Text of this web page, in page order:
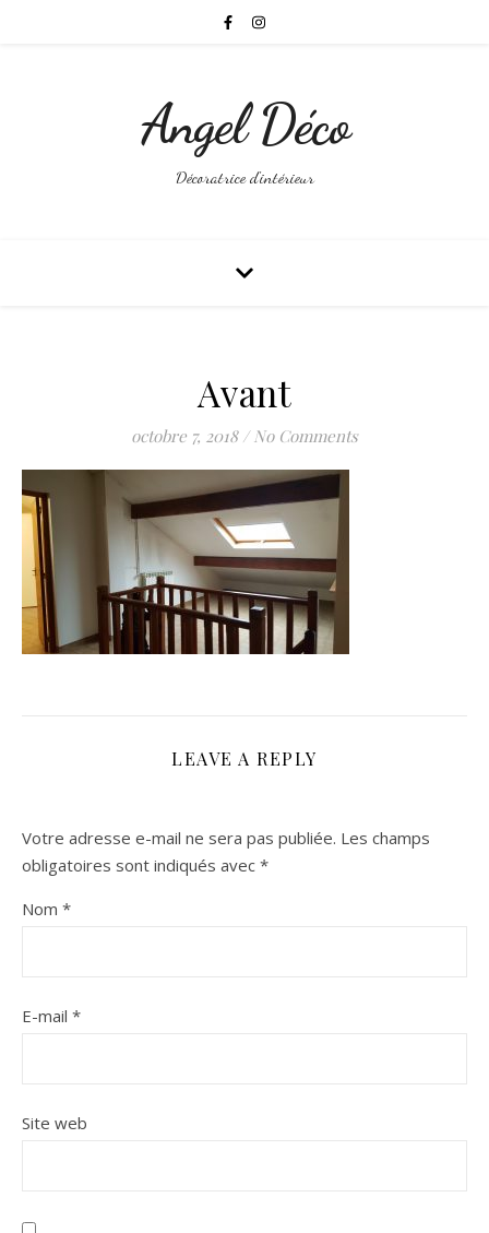
Angel Déco
Décoratrice d'intérieur
Avant
octobre 7, 2018 / No Comments
LEAVE A REPLY
Votre adresse e-mail ne sera pas publiée. Les champs
obligatoires sont indiqués avec *
Nom *
E-mail *
Site web